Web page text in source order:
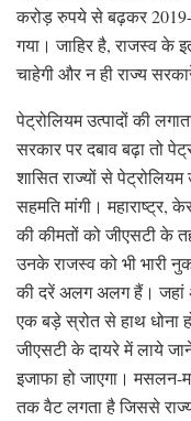
करोड़ रुपये से बढ़कर
गया। जाहिर है, राजस्व के
चाहेगी और न ही राज्य
पेट्रोलियम उत्पादों की
सरकार पर दबाव बढ़ा तो
शासित राज्यों से
सहमति मांगी। महाराष्ट्र,
की कीमतों को जीएसटी के
उनके राजस्व को भी भारी
की दरें अलग अलग हैं। जहां
एक बड़े स्रोत से हाथ धोना
जीएसटी के दायरे में लाये
इजाफा हो जाएगा। मसलन-
तक वैट लगता है जिससे